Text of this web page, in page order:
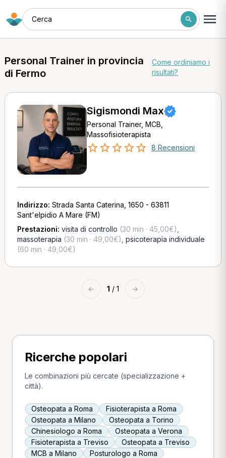
Cerca
Personal Trainer in provincia
di Fermo
Come ordiniamo i
risultati?
Sigismondi Max
Personal Trainer, MCB,
Massofisioterapista
8 Recensioni
Indirizzo: Strada Santa Caterina, 1650 - 63811
Sant'elpidio A Mare (FM)
Prestazioni: visita di controllo (30 min · 45,00€)
massoterapia (30 min · 49,00€) psicoterapia individuale
(60 min · 49,00€)
← 1 / 1 →
Ricerche popolari
Le combinazioni più cercate (specializzazione +
città).
Osteopata a Roma
Fisioterapista a Roma
Osteopata a Milano
Osteopata a Torino
Chinesiologo a Roma
Osteopata a Verona
Fisioterapista a Treviso
Osteopata a Treviso
MCB a Milano
Posturologo a Roma